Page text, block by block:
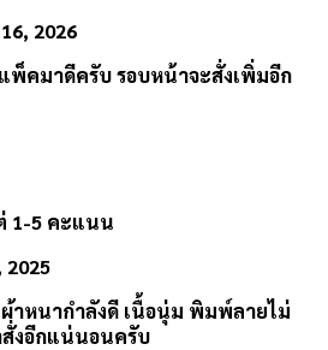
2026
พ็คมาดีครับ รอบหน้าจะสั่งเพิ่มอีก
1-5 คะแนน
าหนากำลังดี เนื้อนุ่ม พิมพ์ลายไม่
สั่งอีกแน่นอนครับ